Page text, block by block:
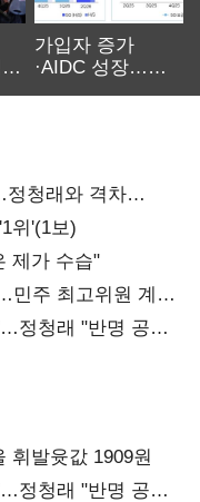
가입자 증가
·AIDC 성장…
정청래와 격차
위'(1보)
제가 수습"
민주 최고위원 계파
정청래 "반명 공세
휘발윳값 1909원
정청래 "반명 공세